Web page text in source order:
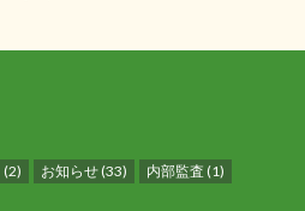
(2) お知らせ(33) 内部監査 (1)